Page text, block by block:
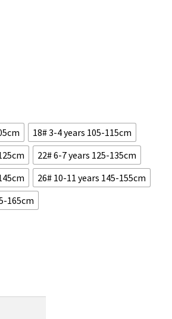
18# 3-4 years 105-115cm
22# 6-7 years 125-135cm
26# 10-11 years 145-155cm
165cm